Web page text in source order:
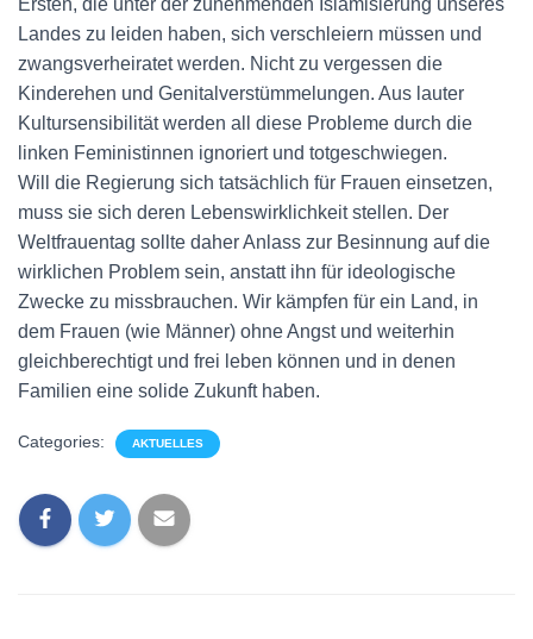
Ersten, die unter der zunehmenden Islamisierung unseres
Landes zu leiden haben, sich verschleiern müssen und
zwangsverheiratet werden. Nicht zu vergessen die
Kinderehen und Genitalverstümmelungen. Aus lauter
Kultursensibilität werden all diese Probleme durch die
linken Feministinnen ignoriert und totgeschwiegen.
Will die Regierung sich tatsächlich für Frauen einsetzen,
muss sie sich deren Lebenswirklichkeit stellen. Der
Weltfrauentag sollte daher Anlass zur Besinnung auf die
wirklichen Problem sein, anstatt ihn für ideologische
Zwecke zu missbrauchen. Wir kämpfen für ein Land, in
dem Frauen (wie Männer) ohne Angst und weiterhin
gleichberechtigt und frei leben können und in denen
Familien eine solide Zukunft haben.
Categories: AKTUELLES